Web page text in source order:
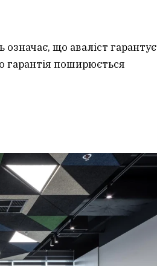
що аваліст гарантує
гарантія поширюється